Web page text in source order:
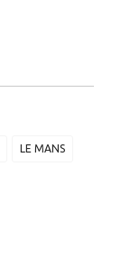
LE MANS